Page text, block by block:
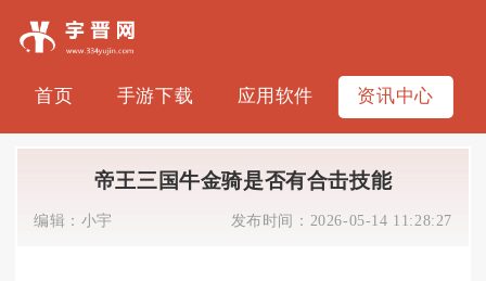
首页 手游下载 应用软件 资讯中心
帝王三国牛金骑是否有合击技能
编辑： 小宇 发布时间： 2026-05-14 11:28:27